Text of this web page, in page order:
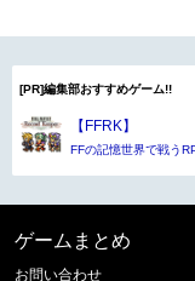
[PR]編集部おすすめゲーム!!
【FFRK】
FFの記憶世界で戦う
ゲームまとめ
お問い合わせ